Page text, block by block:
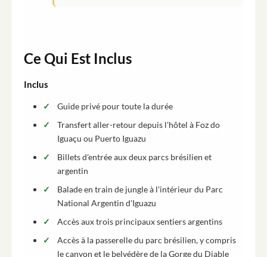
Ce Qui Est Inclus
Inclus
Guide privé pour toute la durée
Transfert aller-retour depuis l'hôtel à Foz do
Iguaçu ou Puerto Iguazu
Billets d'entrée aux deux parcs brésilien et
argentin
Balade en train de jungle à l'intérieur du Parc
National Argentin d'Iguazu
Accès aux trois principaux sentiers argentins
Accès à la passerelle du parc brésilien, y compris
le canyon et le belvédère de la Gorge du Diable